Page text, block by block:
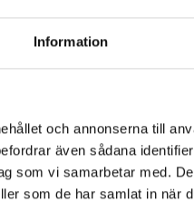
Information
och annonserna till
även sådana
som vi samarbetar med.
som de har samlat in när
för
Service AB och har ägnat
renhållningsbranschen.
Peter in i ett av Ohlssons